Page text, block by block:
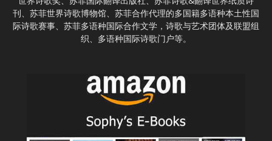
刊、苏菲世界诗歌博物馆、苏菲合作代理的多国籍多语种本土性国
际诗歌赛事、苏菲多语种国际合作文学，诗歌与艺术团体及联盟组
织、多语种国际诗歌门户等。